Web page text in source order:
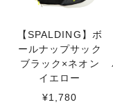
【SPALDING】ボ
ールナップサック
ブラック×ネオン
イエロー
¥1,780